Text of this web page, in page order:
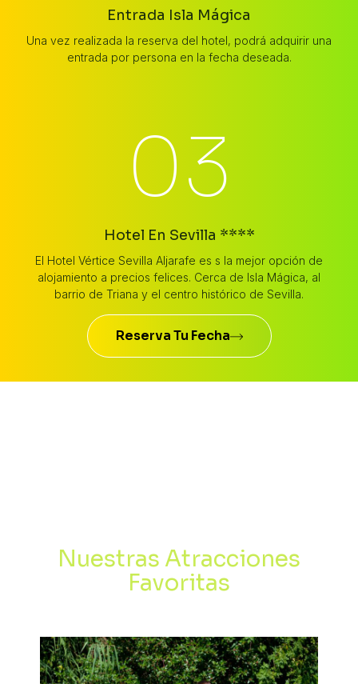
Entrada Isla Mágica
Una vez realizada la reserva del hotel, podrá adquirir una
entrada por persona en la fecha deseada.
03
Hotel En Sevilla ****
El Hotel Vértice Sevilla Aljarafe es s la mejor opción de
alojamiento a precios felices. Cerca de Isla Mágica, al
barrio de Triana y el centro histórico de Sevilla.
Reserva Tu Fecha
Nuestras Atracciones
Favoritas